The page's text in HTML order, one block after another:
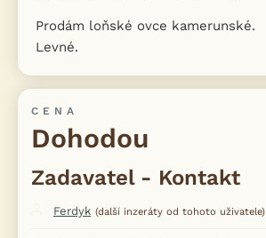
Prodám loňské ovce kamerunské.
Levné.
CENA
Dohodou
Zadavatel - Kontakt
Ferdyk (další inzeráty od tohoto uživatele)